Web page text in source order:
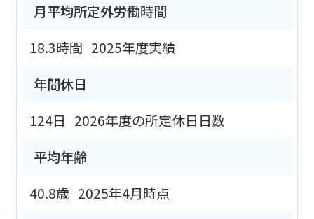
月平均所定外労働時間
18.3時間 2025年度実績
年間休日
124日 2026年度の所定休日日数
平均年齢
40.8歳 2025年4月時点